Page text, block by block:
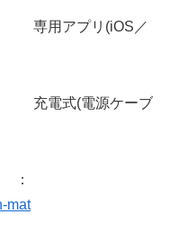
(iOS／
ケーブ
mat